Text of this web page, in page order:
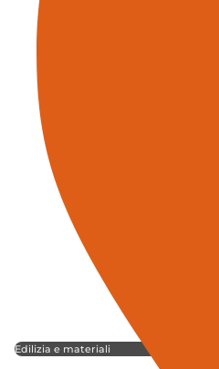
Edilizia e materiali